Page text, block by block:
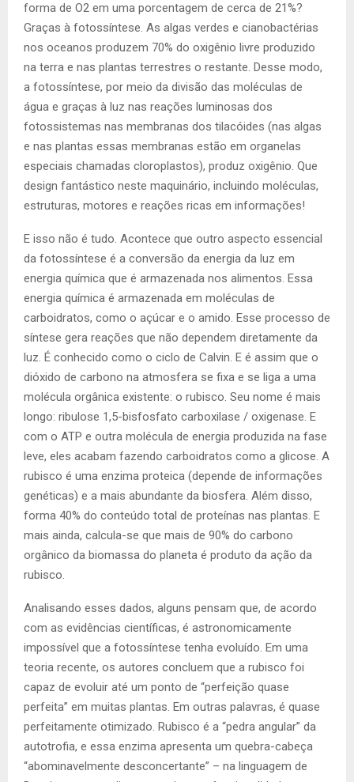
forma de O2 em uma porcentagem de cerca de 21%?
Graças à fotossíntese. As algas verdes e cianobactérias
nos oceanos produzem 70% do oxigênio livre produzido
na terra e nas plantas terrestres o restante. Desse modo,
a fotossíntese, por meio da divisão das moléculas de
água e graças à luz nas reações luminosas dos
fotossistemas nas membranas dos tilacóides (nas algas
e nas plantas essas membranas estão em organelas
especiais chamadas cloroplastos), produz oxigênio. Que
design fantástico neste maquinário, incluindo moléculas,
estruturas, motores e reações ricas em informações!
E isso não é tudo. Acontece que outro aspecto essencial
da fotossíntese é a conversão da energia da luz em
energia química que é armazenada nos alimentos. Essa
energia química é armazenada em moléculas de
carboidratos, como o açúcar e o amido. Esse processo de
síntese gera reações que não dependem diretamente da
luz. É conhecido como o ciclo de Calvin. E é assim que o
dióxido de carbono na atmosfera se fixa e se liga a uma
molécula orgânica existente: o rubisco. Seu nome é mais
longo: ribulose 1,5-bisfosfato carboxilase / oxigenase. E
com o ATP e outra molécula de energia produzida na fase
leve, eles acabam fazendo carboidratos como a glicose. A
rubisco é uma enzima proteica (depende de informações
genéticas) e a mais abundante da biosfera. Além disso,
forma 40% do conteúdo total de proteínas nas plantas. E
mais ainda, calcula-se que mais de 90% do carbono
orgânico da biomassa do planeta é produto da ação da
rubisco.
Analisando esses dados, alguns pensam que, de acordo
com as evidências científicas, é astronomicamente
impossível que a fotossíntese tenha evoluído. Em uma
teoria recente, os autores concluem que a rubisco foi
capaz de evoluir até um ponto de “perfeição quase
perfeita” em muitas plantas. Em outras palavras, é quase
perfeitamente otimizado. Rubisco é a “pedra angular” da
autotrofia, e essa enzima apresenta um quebra-cabeça
“abominavelmente desconcertante” – na linguagem de